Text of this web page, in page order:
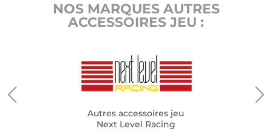
NOS MARQUES AUTRES
ACCESSOIRES JEU :
Autres accessoires jeu
Next Level Racing